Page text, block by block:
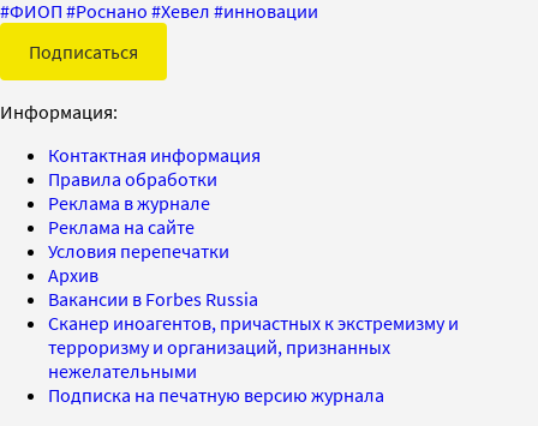
#ФИОП #Роснано #Хевел #инновации
Подписаться
Информация:
Контактная информация
Правила обработки
Реклама в журнале
Реклама на сайте
Условия перепечатки
Архив
Вакансии в Forbes Russia
Сканер иноагентов, причастных к экстремизму и
терроризму и организаций, признанных
нежелательными
Подписка на печатную версию журнала